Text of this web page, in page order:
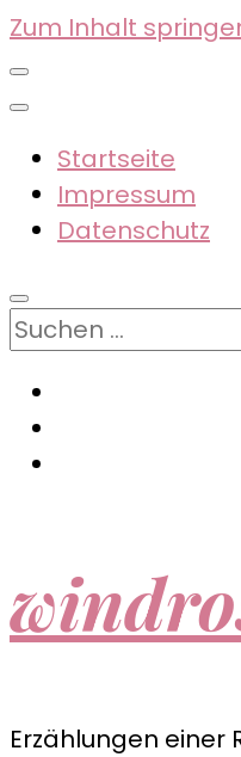
Zum Inhalt
Startseite
Impressum
Datenschutz
Suchen
nach:
Erzählungen einer